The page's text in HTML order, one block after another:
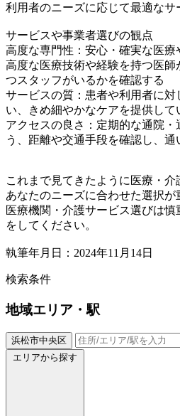
利用者のニーズに応じて最適なサ
サービスや事業者選びの観点
高度な専門性：安心・確実な医療
高度な医療技術や経験を持つ医
つスタッフがいるかを確認する
サービスの質：患者や利用者に
い、きめ細やかなケアを提供して
アクセスの良さ：定期的な通院・
う、距離や交通手段を確認し、
これまで見てきたように医療・介
あなたのニーズに合わせた選択が
医療機関・介護サービス選びは
をしてください。
執筆年月日：2024年11月14日
検索条件
地域エリア・駅
浜松市中央区
エリアから探す